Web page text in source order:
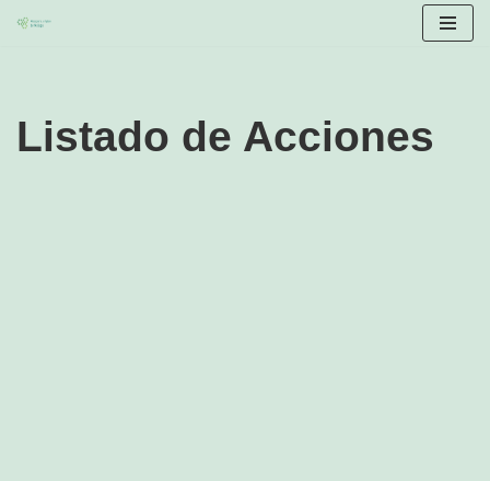
contenido
Listado de Acciones